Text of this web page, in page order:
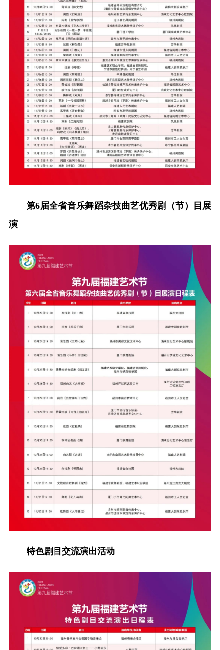
第6届全省音乐舞蹈杂技曲艺优秀剧（节）目展
演
特色剧目交流演出活动